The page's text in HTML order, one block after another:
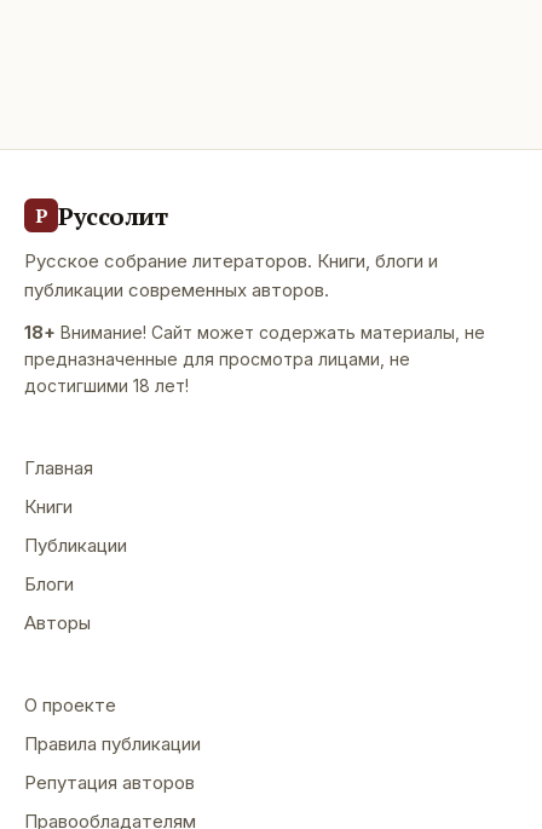
Р Руссолит
Русское собрание литераторов. Книги, блоги и
публикации современных авторов.
18+ Внимание! Сайт может содержать материалы, не
предназначенные для просмотра лицами, не
достигшими 18 лет!
Главная
Книги
Публикации
Блоги
Авторы
О проекте
Правила публикации
Репутация авторов
Правообладателям